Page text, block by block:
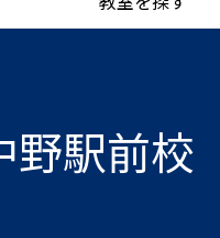
野駅前校